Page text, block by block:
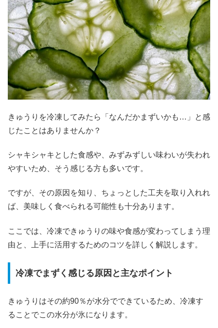
きゅうりを冷凍してみたら「なんだかまずいかも…」と感
じたことはありませんか？
シャキシャキとした食感や、みずみずしい味わいが失われ
やすいため、そう感じる方も多いです。
ですが、その原因を知り、ちょっとした工夫を取り入れれ
ば、美味しく食べられる可能性も十分あります。
ここでは、冷凍できゅうりの味や食感が変わってしまう理
由と、上手に活用するためのコツを詳しく解説します。
冷凍でまずく感じる原因と主なポイント
きゅうりはその約90％が水分でできているため、冷凍す
ることでこの水分が氷になります。